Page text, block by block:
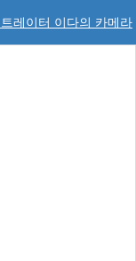
레이터 이다의 카메라